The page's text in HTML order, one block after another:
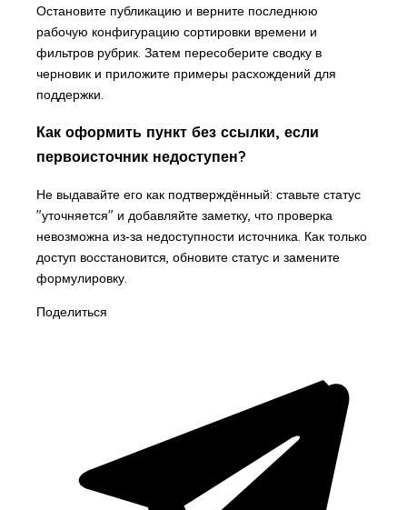
Остановите публикацию и верните последнюю
рабочую конфигурацию сортировки времени и
фильтров рубрик. Затем пересоберите сводку в
черновик и приложите примеры расхождений для
поддержки.
Как оформить пункт без ссылки, если
первоисточник недоступен?
Не выдавайте его как подтверждённый: ставьте статус
"уточняется" и добавляйте заметку, что проверка
невозможна из‑за недоступности источника. Как только
доступ восстановится, обновите статус и замените
формулировку.
Поделиться